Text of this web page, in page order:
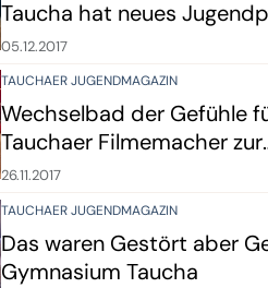
Taucha hat neues
05.12.2017
TAUCHAER JUGENDMAGAZIN
Wechselbad der Gefühle
Tauchaer Filmemacher zur
„VISIONALE LEIPZIG“
26.11.2017
TAUCHAER JUGENDMAGAZIN
Das waren Gestört aber
Gymnasium Taucha